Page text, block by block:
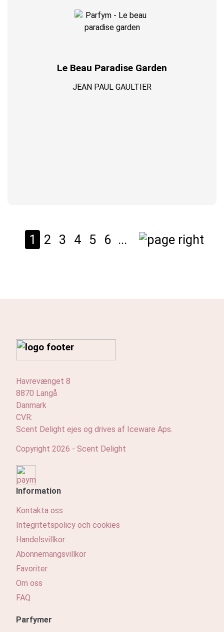
Le Beau Paradise Garden
JEAN PAUL GAULTIER
1 2 3 4 5 6 ...
Havrevænget 8
8870 Langå
Danmark
CVR:
Scent Delight ejes og drives af Iceware Aps.
Copyright 2026 - Scent Delight
Information
Kontakta oss
Integritetspolicy och cookies
Handelsvillkor
Abonnemangsvillkor
Favoriter
Om oss
FAQ
Parfymer